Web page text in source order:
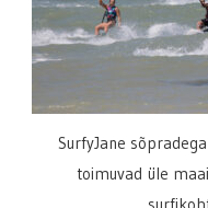
SurfyJane
toimuvad üle